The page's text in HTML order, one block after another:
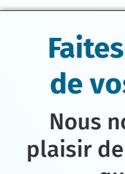
de
Nous
plaisir